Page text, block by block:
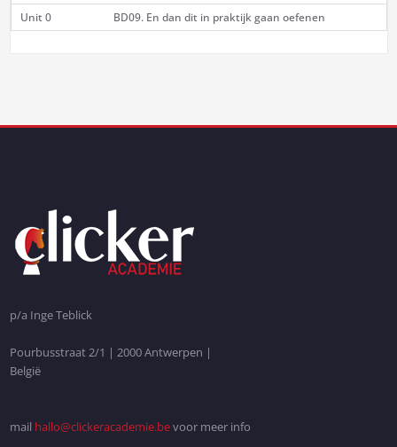
Unit 0
BD09. En dan dit in praktijk gaan oefenen
p/a Inge Teblick
Pourbusstraat 2/1 | 2000 Antwerpen |
België
mail hallo@clickeracademie.bevoor meer info